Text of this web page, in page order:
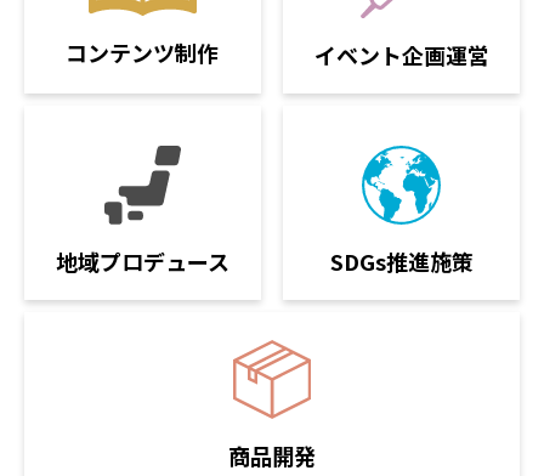
コンテンツ制作 イベント企画運営
地域プロデュース SDGs推進施策
商品開発